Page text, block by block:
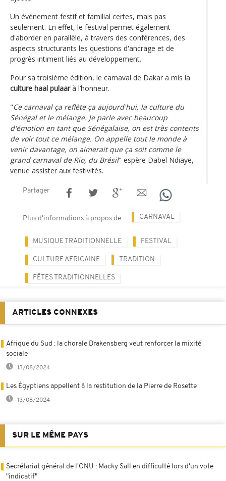
Un événement festif et familial certes, mais pas
seulement. En effet, le festival permet également
d'aborder en parallèle, à travers des conférences, des
aspects structurants les questions d'ancrage et de
progrès intiment liés au développement.
Pour sa troisième édition, le carnaval de Dakar a mis la
culture haal pulaarà l’honneur.
"Ce carnaval ça reflète ça aujourd'hui, la culture du
Sénégal et le mélange. Je parle avec beaucoup
d'émotion en tant que Sénégalaise, on est très contents
de voir tout ce mélange. On appelle tout le monde à
venir davantage, on aimerait que ça soit comme le
grand carnaval de Rio, du Brésil" espère Dabel Ndiaye,
venue assister aux festivités.
Partager
Plus d'informations à propos de CARNAVAL
MUSIQUE TRADITIONNELLE FESTIVAL
CULTURE AFRICAINE TRADITION
FÊTES TRADITIONNELLES
ARTICLES CONNEXES
Afrique du Sud : la chorale Drakensberg veut renforcer la mixité
sociale
13/08/2024
Les Égyptiens appellent à la restitution de la Pierre de Rosette
13/08/2024
SUR LE MÊME PAYS
Secrétariat général de l'ONU : Macky Sall en difficulté lors d'un vote
"indicatif"